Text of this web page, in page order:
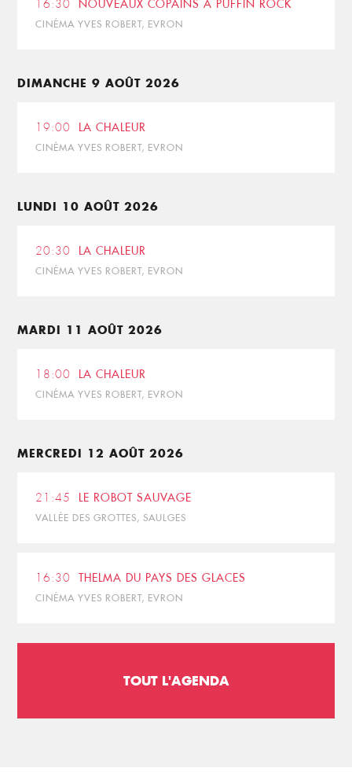
16:30 NOUVEAUX COPAINS À PUFFIN ROCK
CINÉMA YVES ROBERT, EVRON
DIMANCHE 9 AOÛT 2026
19:00 LA CHALEUR
CINÉMA YVES ROBERT, EVRON
LUNDI 10 AOÛT 2026
20:30 LA CHALEUR
CINÉMA YVES ROBERT, EVRON
MARDI 11 AOÛT 2026
18:00 LA CHALEUR
CINÉMA YVES ROBERT, EVRON
MERCREDI 12 AOÛT 2026
21:45 LE ROBOT SAUVAGE
VALLÉE DES GROTTES, SAULGES
16:30 THELMA DU PAYS DES GLACES
CINÉMA YVES ROBERT, EVRON
TOUT L'AGENDA